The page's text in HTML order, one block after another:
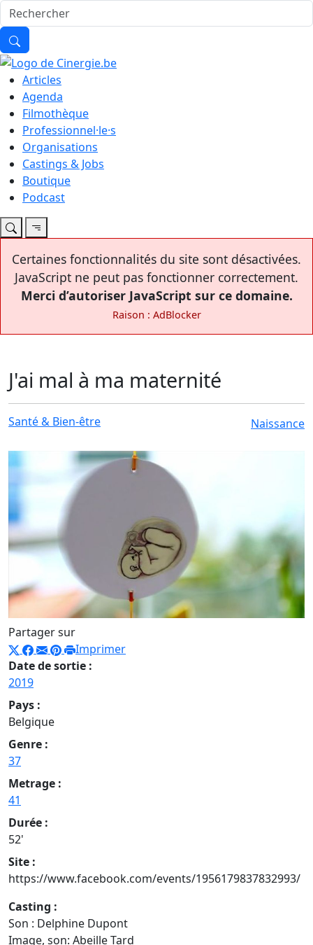
Articles
Agenda
Filmothèque
Professionnel·le·s
Organisations
Castings & Jobs
Boutique
Podcast
Certaines fonctionnalités du site sont désactivées.
JavaScript ne peut pas fonctionner correctement.
Merci d’autoriser JavaScript sur ce domaine.
Raison : AdBlocker
J'ai mal à ma maternité
Santé & Bien-être Naissance
Partager sur
Imprimer
Date de sortie :
2019
Pays :
Belgique
Genre :
37
Metrage :
41
Durée :
52'
Site :
https://www.facebook.com/events/1956179837832993/
Casting :
Son : Delphine Dupont
Image, son: Abeille Tard